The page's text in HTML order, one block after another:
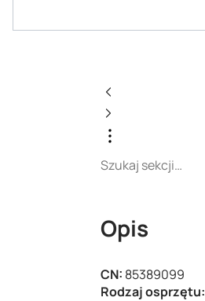
Opis
CN: 85389099
Rodzaj osprzętu: